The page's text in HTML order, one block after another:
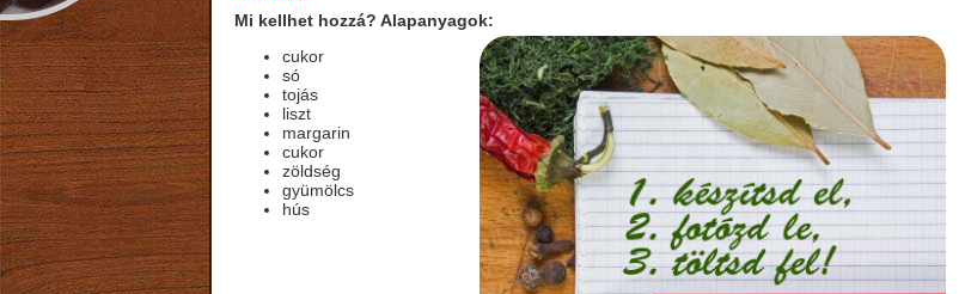
Mi kellhet hozzá? Alapanyagok:
cukor
só
tojás
liszt
margarin
cukor
zöldség
gyümölcs
hús